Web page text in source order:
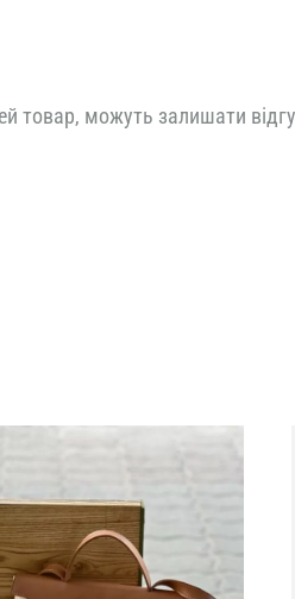
товар, можуть залишати